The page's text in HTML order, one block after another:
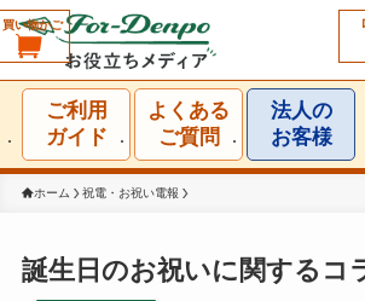
買い物かご
ご利用
ガイド
よくある
ご質問
法人の
お客様
利用シーン一覧
結婚祝い
誕生日祝い
ホーム 祝電・お祝い電報
誕生日のお祝いに関するコ